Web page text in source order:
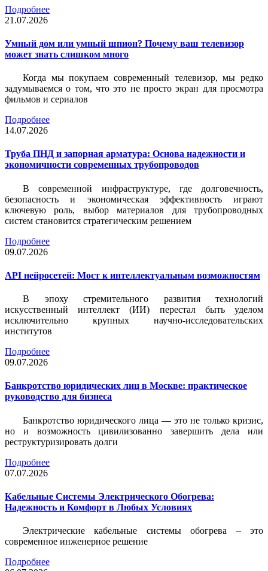
Подробнее
21.07.2026
Умный дом или умный шпион? Почему ваш телевизор
может знать слишком много
Когда мы покупаем современный телевизор, мы редко
задумываемся о том, что это не просто экран для просмотра
фильмов и сериалов
Подробнее
14.07.2026
Труба ПНД и запорная арматура: Основа надежности и
экономичности современных трубопроводов
В современной инфраструктуре, где долговечность,
безопасность и экономическая эффективность играют
ключевую роль, выбор материалов для трубопроводных
систем становится стратегическим решением
Подробнее
09.07.2026
API нейросетей: Мост к интеллектуальным возможностям
В эпоху стремительного развития технологий
искусственный интеллект (ИИ) перестал быть уделом
исключительно крупных научно-исследовательских
институтов
Подробнее
09.07.2026
Банкротство юридических лиц в Москве: практическое
руководство для бизнеса
Банкротство юридического лица — это не только кризис,
но и возможность цивилизованно завершить дела или
реструктуризировать долги
Подробнее
07.07.2026
Кабельные Системы Электрического Обогрева:
Надежность и Комфорт в Любых Условиях
Электрические кабельные системы обогрева – это
современное инженерное решение
Подробнее